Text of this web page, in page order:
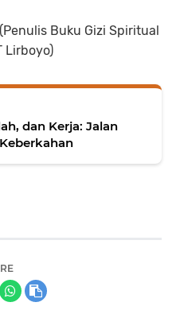
Buku Gizi Spiritual
Lirboyo)
dan Kerja: Jalan